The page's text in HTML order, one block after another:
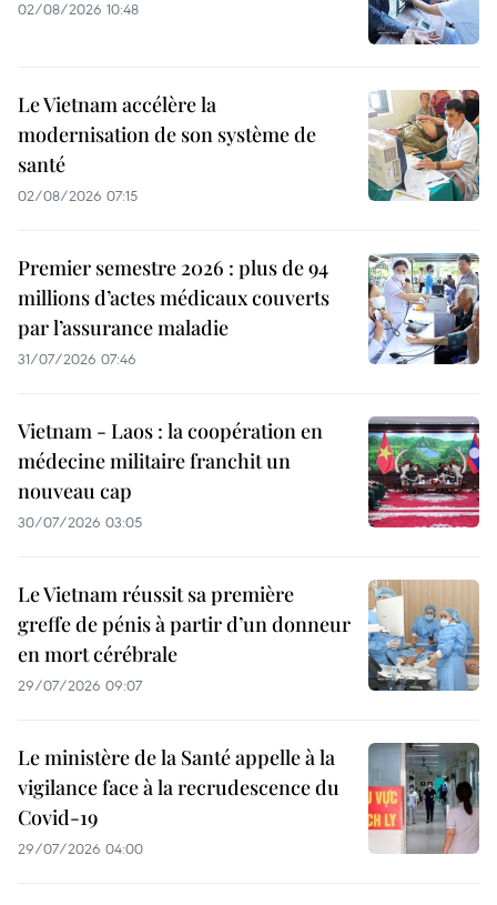
02/08/2026 10:48
Le Vietnam accélère la
modernisation de son système de
santé
02/08/2026 07:15
Premier semestre 2026 : plus de 94
millions d’actes médicaux couverts
par l’assurance maladie
31/07/2026 07:46
Vietnam - Laos : la coopération en
médecine militaire franchit un
nouveau cap
30/07/2026 03:05
Le Vietnam réussit sa première
greffe de pénis à partir d’un donneur
en mort cérébrale
29/07/2026 09:07
Le ministère de la Santé appelle à la
vigilance face à la recrudescence du
Covid-19
29/07/2026 04:00